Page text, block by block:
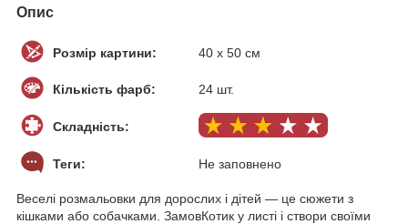
Опис
Розмір картини: 40 х 50 см
Кількість фарб: 24 шт.
Складність:
Теги: Не заповнено
Веселі розмальовки для дорослих і дітей — це сюжети з
кішками або собачками. ЗамовКотик у листі і створи своїми